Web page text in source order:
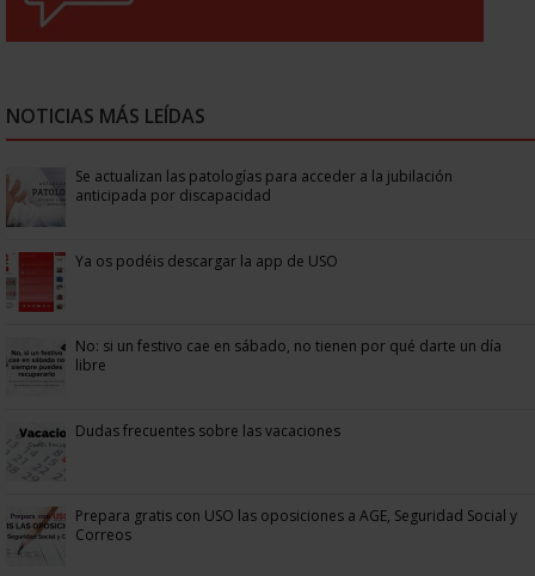
NOTICIAS MÁS LEÍDAS
Se actualizan las patologías para acceder a la jubilación
anticipada por discapacidad
Ya os podéis descargar la app de USO
No: si un festivo cae en sábado, no tienen por qué darte un día
libre
Dudas frecuentes sobre las vacaciones
Prepara gratis con USO las oposiciones a AGE, Seguridad Social y
Correos